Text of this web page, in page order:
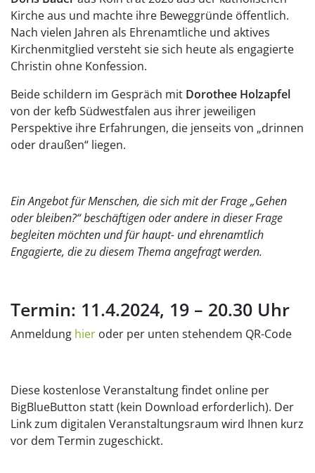
Kirche aus und machte ihre Beweggründe öffentlich.
Nach vielen Jahren als Ehrenamtliche und aktives
Kirchenmitglied versteht sie sich heute als engagierte
Christin ohne Konfession.
Beide schildern im Gespräch mit Dorothee Holzapfel
von der kefb Südwestfalen aus ihrer jeweiligen
Perspektive ihre Erfahrungen, die jenseits von „drinnen
oder draußen“ liegen.
Ein Angebot für Menschen, die sich mit der Frage „Gehen
oder bleiben?“ beschäftigen oder andere in dieser Frage
begleiten möchten und für haupt- und ehrenamtlich
Engagierte, die zu diesem Thema angefragt werden.
Termin: 11.4.2024, 19 – 20.30 Uhr
Anmeldung hier oder per unten stehendem QR-Code
Diese kostenlose Veranstaltung findet online per
BigBlueButton statt (kein Download erforderlich). Der
Link zum digitalen Veranstaltungsraum wird Ihnen kurz
vor dem Termin zugeschickt.